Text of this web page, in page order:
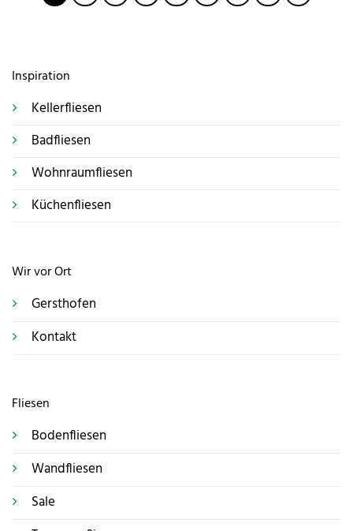
Inspiration
Kellerfliesen
Badfliesen
Wohnraumfliesen
Küchenfliesen
Fliesen
Bodenfliesen
Wandfliesen
Sale
Wir vor Ort
Gersthofen
Kontakt